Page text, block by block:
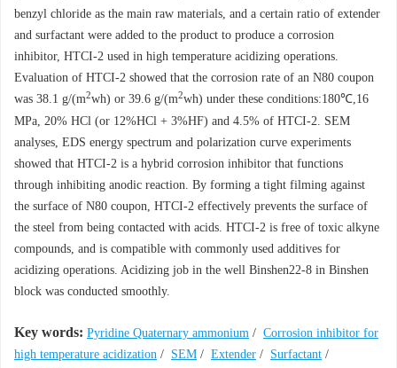
benzyl chloride as the main raw materials, and a certain ratio of extender
and surfactant were added to the product to produce a corrosion
inhibitor, HTCI-2 used in high temperature acidizing operations.
Evaluation of HTCI-2 showed that the corrosion rate of an N80 coupon
was 38.1 g/(m2wh) or 39.6 g/(m2wh) under these conditions:180℃,16
MPa, 20% HCl (or 12%HCl + 3%HF) and 4.5% of HTCI-2. SEM
analyses, EDS energy spectrum and polarization curve experiments
showed that HTCI-2 is a hybrid corrosion inhibitor that functions
through inhibiting anodic reaction. By forming a tight filming against
the surface of N80 coupon, HTCI-2 effectively prevents the surface of
the steel from being contacted with acids. HTCI-2 is free of toxic alkyne
compounds, and is compatible with commonly used additives for
acidizing operations. Acidizing job in the well Binshen22-8 in Binshen
block was conducted smoothly.
Key words: Pyridine Quaternary ammonium / Corrosion inhibitor for
high temperature acidization / SEM / Extender / Surfactant /